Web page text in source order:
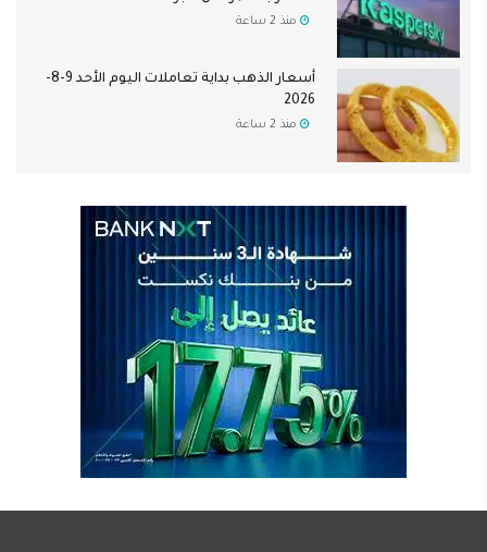
منذ 2 ساعة
أسعار الذهب بداية تعاملات اليوم الأحد 9-8-
2026
منذ 2 ساعة